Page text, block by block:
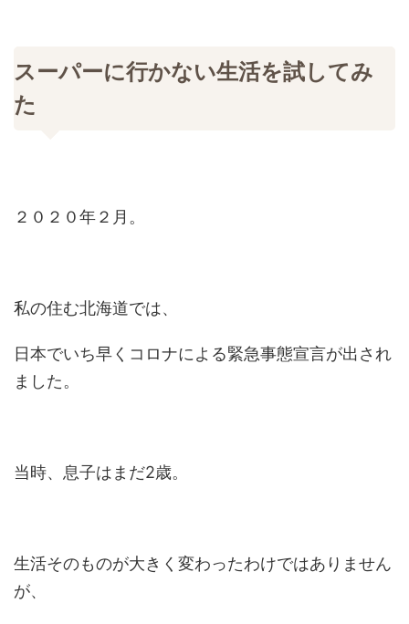
スーパーに行かない生活を試してみ
た
２０２０年２月。
私の住む北海道では、
日本でいち早くコロナによる緊急事態宣言が出され
ました。
当時、息子はまだ2歳。
生活そのものが大きく変わったわけではありません
が、